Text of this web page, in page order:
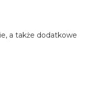
a także dodatkowe